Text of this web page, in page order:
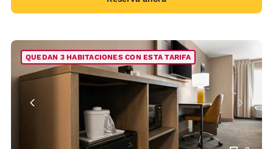
QUEDAN 3 HABITACIONES CON ESTA TARIFA